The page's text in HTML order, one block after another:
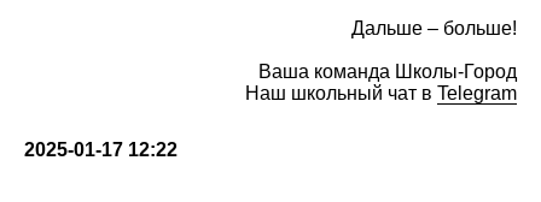
Дальше – больше!
Ваша команда Школы-Город
Наш школьный чат в Telegram
2025-01-17 12:22